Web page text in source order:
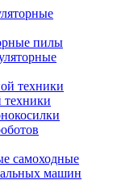
пилы
техники
самоходные